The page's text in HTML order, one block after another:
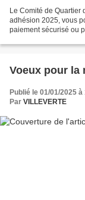
Le Comité de Quartier
adhésion 2025, vous
paiement sécurisé ou
Voeux pour la
Publié le 01/01/2025 à
Par VILLEVERTE